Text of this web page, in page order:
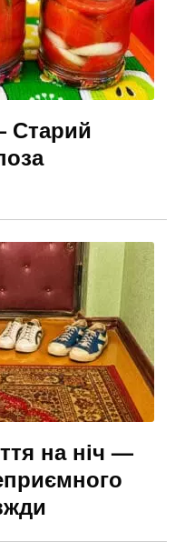
Старий
на ніч —